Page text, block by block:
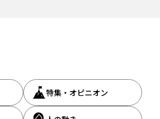
記事をシェアする
特集・オピニオン